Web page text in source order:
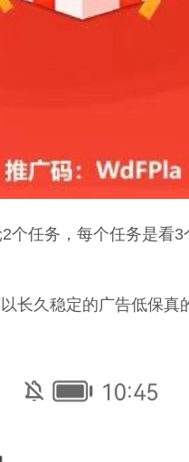
个任务，每个任务是看3
长久稳定的广告低保真